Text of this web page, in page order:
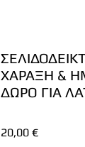
ΧΑΡΑΞΗ &
ΔΩΡΟ ΓΙΑ
20,00 €Τιμή